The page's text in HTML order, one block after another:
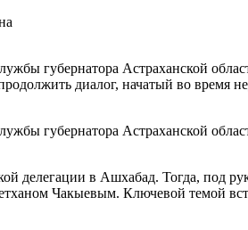
губернатора Астраханской
диалог, начатый во время
губернатора Астраханской
делегации в Ашхабад. Тогда, под
Чакыевым. Ключевой темой